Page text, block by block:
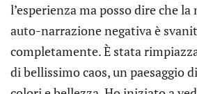
l’esperienza ma posso dire che
auto-narrazione negativa è
completamente. È stata
di bellissimo caos, un paesaggio